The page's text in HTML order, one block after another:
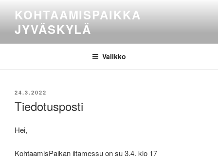
sisältöönKOHTAAMISPAIKKA
JYVÄSKYLÄ
Valikko
JULKAISTU
24.3.2022
Tiedotusposti
Hei,
KohtaamisPaikan iltamessu on su 3.4. klo 17